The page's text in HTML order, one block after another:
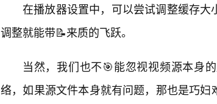
在播放器设置中，可以尝试调整缓存
调整就能带📝来质的飞跃。
当然，我们也不🎯能忽视视频源本身
络，如果源文件本身就有问题，那也是巧